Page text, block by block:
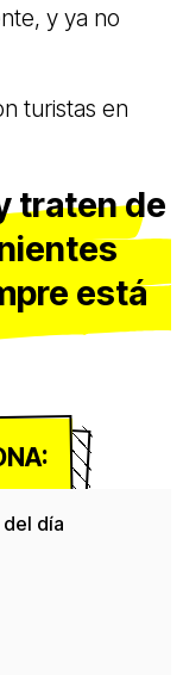
y ya no
turistas en
traten de
está
día